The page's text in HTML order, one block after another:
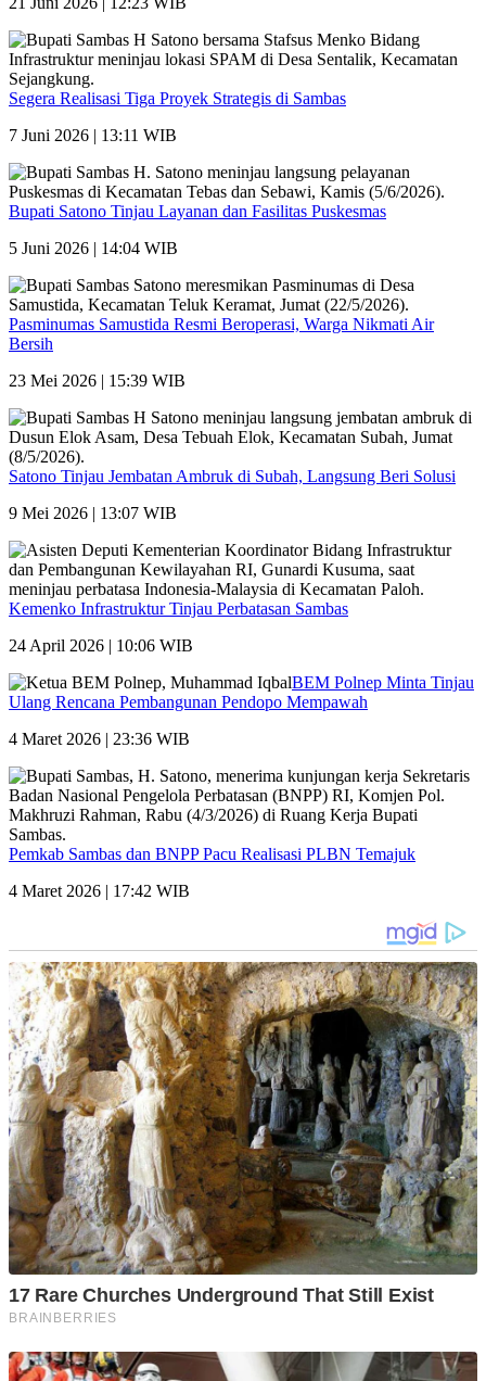
Segera Realisasi Tiga Proyek Strategis di Sambas
7 Juni 2026 | 13:11 WIB
Bupati Satono Tinjau Layanan dan Fasilitas Puskesmas
5 Juni 2026 | 14:04 WIB
Pasminumas Samustida Resmi Beroperasi, Warga Nikmati Air
Bersih
23 Mei 2026 | 15:39 WIB
Satono Tinjau Jembatan Ambruk di Subah, Langsung Beri Solusi
9 Mei 2026 | 13:07 WIB
Kemenko Infrastruktur Tinjau Perbatasan Sambas
24 April 2026 | 10:06 WIB
BEM Polnep Minta Tinjau
Ulang Rencana Pembangunan Pendopo Mempawah
4 Maret 2026 | 23:36 WIB
Pemkab Sambas dan BNPP Pacu Realisasi PLBN Temajuk
4 Maret 2026 | 17:42 WIB